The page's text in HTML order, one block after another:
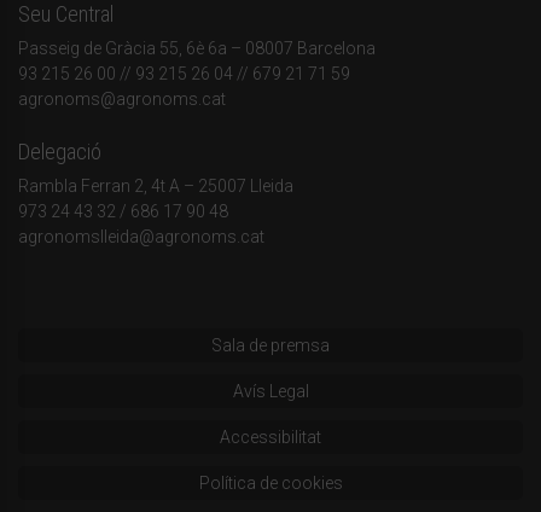
Seu Central
Passeig de Gràcia 55, 6è 6a – 08007 Barcelona
93 215 26 00 // 93 215 26 04 // 679 21 71 59
agronoms@agronoms.cat
Delegació
Rambla Ferran 2, 4t A – 25007 Lleida
973 24 43 32 / 686 17 90 48
agronomslleida@agronoms.cat
Sala de premsa
Avís Legal
Accessibilitat
Política de cookies